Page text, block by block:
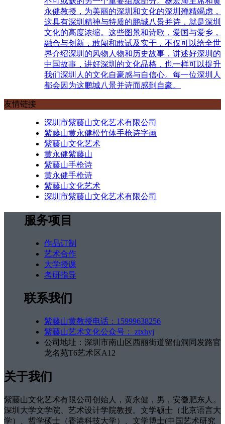
永健教授，为美丽的深圳和文化的深圳殚精竭虑，
这具有深圳精神与特质的鹏城八景并诗，就是深圳
文化的高度浓缩。这些图景和诗歌，爱国与爱乡，
融合与创新，敢闯和敢试及实干，不仅可以给全世
界介绍深圳的风物人物和历史故事，讲述好深圳的
中国故事，讲好深圳的文化品格，也一样可以提升
我们深圳人的文化自豪感与自信心。每一位深圳人
都会因为这鹏城八景并诗而感到自豪。
友情链接
深圳市紫藤山文化艺术有限公司
紫藤山黄永健松竹体手枪诗字画
紫藤山文化艺术
黄永健紫藤山
紫藤山手枪诗
黄永健手枪诗
紫藤山文化艺术
深圳市紫藤山文化艺术有限公司
服务项目
作品订制
艺术合作
大学授课
考研指导
联系我们
紫藤山黄教授电话：15999638256
紫藤山艺术文化公众号： ztxhyj
公司地址：深圳市南山区西丽街道留仙洞同发路官
龙名苑T6艺术区A12
关于我们
紫藤山文化艺术有限公司创始人，黄永健，男，安徽肥东人。
深圳大学文学院、艺术设计学院教授。文学硕士（北京语言大
学）、哲学硕士（香港科技大学）、文学博士(中国艺术研究